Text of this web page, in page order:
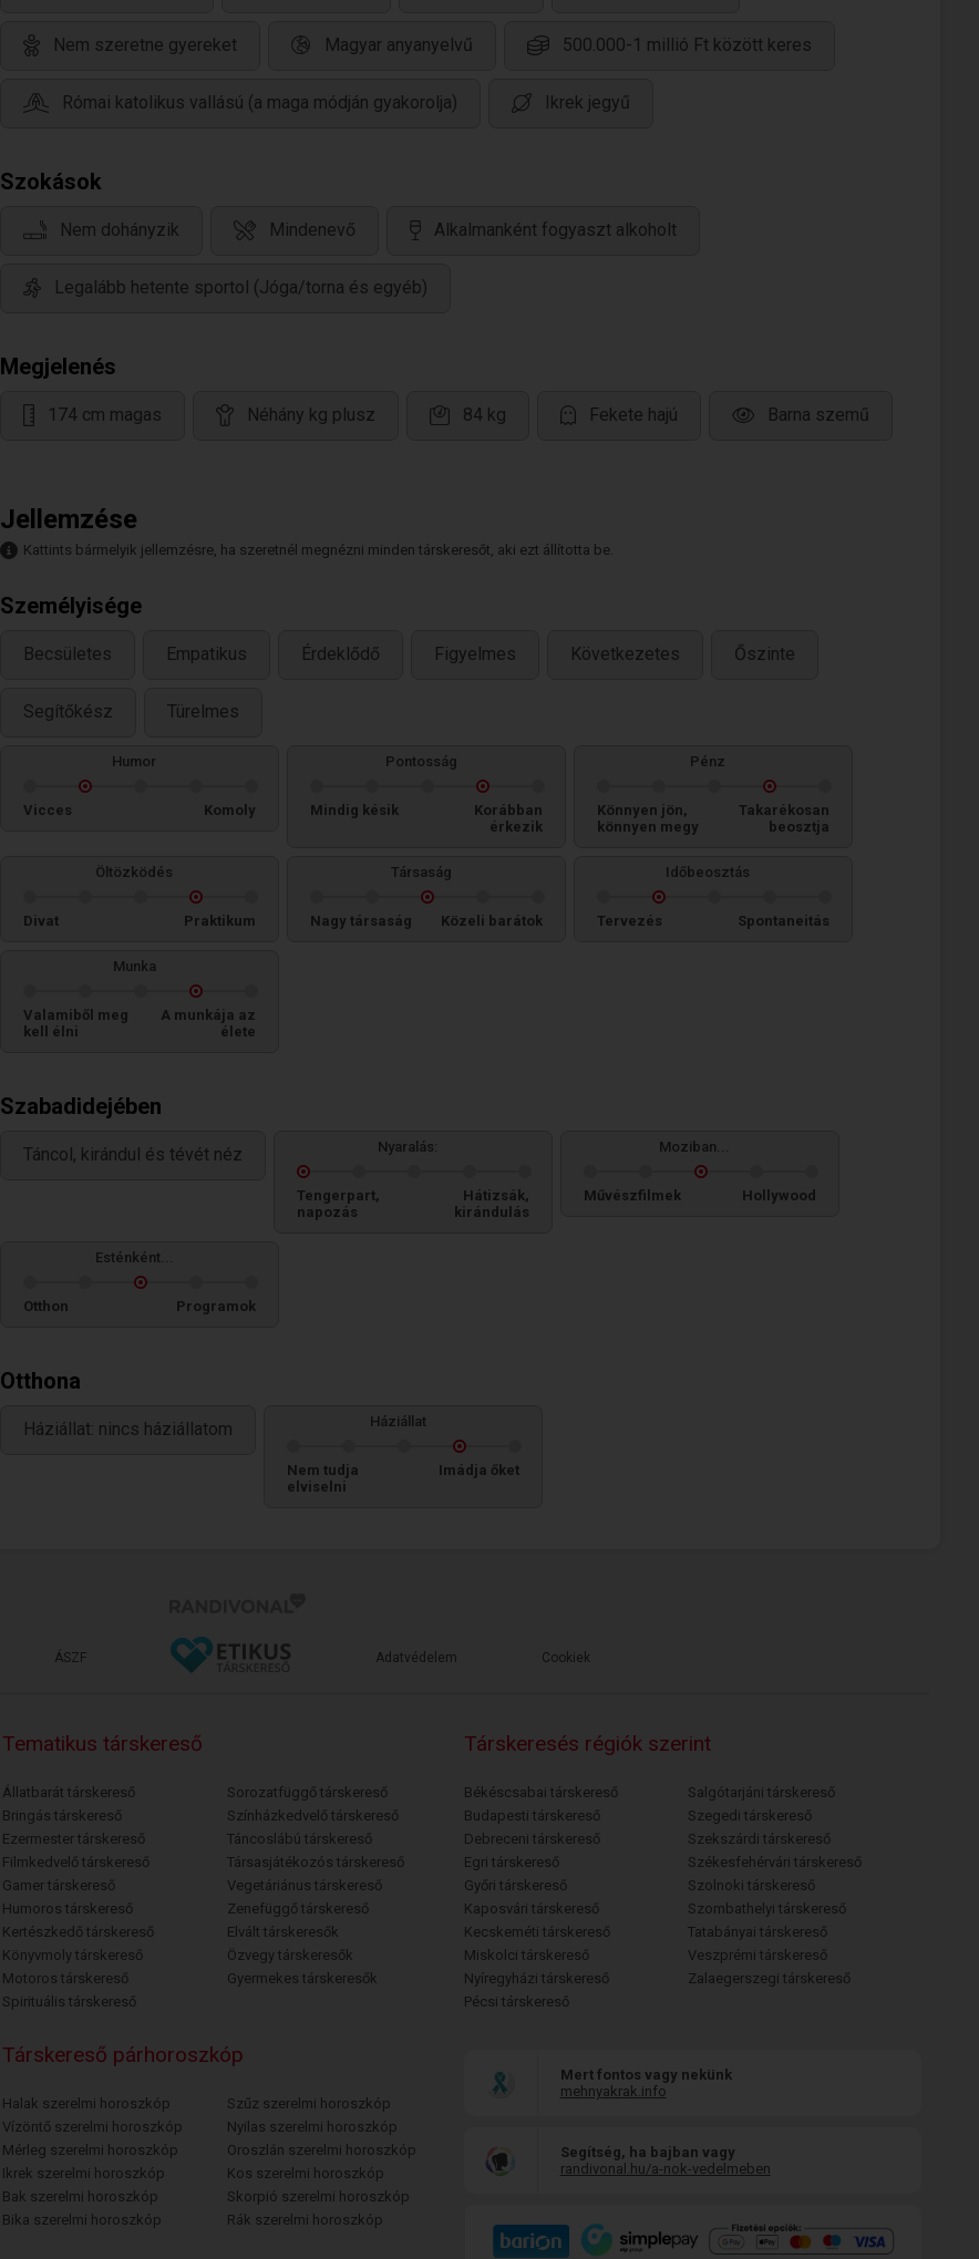
Nem szeretne gyereket Magyar anyanyelvű 500.000-1 millió Ft között keres
Római katolikus vallású (a maga módján gyakorolja) Ikrek jegyű
Szokások
Nem dohányzik Mindenevő Alkalmanként fogyaszt alkoholt
Legalább hetente sportol (Jóga/torna és egyéb)
Megjelenés
174 cm magas Néhány kg plusz 84 kg Fekete hajú Barna szemű
Jellemzése
Kattints bármelyik jellemzésre, ha szeretnél megnézni minden társkeresőt, aki ezt állította be.
Személyisége
Becsületes Empatikus Érdeklődő Figyelmes Következetes Őszinte
Segítőkész Türelmes
Humor
Vicces Komoly
Pontosság
Mindig késik
Korábban
érkezik
Pénz
Könnyen jön,
könnyen megy
Takarékosan
beosztja
Öltözködés
Divat Praktikum
Társaság
Nagy társaság Közeli barátok
Időbeosztás
Tervezés Spontaneitás
Munka
Valamiből meg
kell élni
A munkája az
élete
Szabadidejében
Táncol, kirándul és tévét néz Nyaralás:
Tengerpart,
napozás
Hátizsák,
kirándulás
Moziban...
Művészfilmek Hollywood
Esténként...
Otthon Programok
Otthona
Háziállat: nincs háziállatom Háziállat
Nem tudja
elviselni
Imádja őket
ÁSZF Adatvédelem Cookiek
Tematikus társkereső
Állatbarát társkereső
Bringás társkereső
Ezermester társkereső
Filmkedvelő társkereső
Gamer társkereső
Humoros társkereső
Kertészkedő társkereső
Könyvmoly társkereső
Motoros társkereső
Spirituális társkereső
Sorozatfüggő társkereső
Színházkedvelő társkereső
Táncoslábú társkereső
Társasjátékozós társkereső
Vegetáriánus társkereső
Zenefüggő társkereső
Elvált társkeresők
Özvegy társkeresők
Gyermekes társkeresők
Társkeresés régiók szerint
Békéscsabai társkereső
Budapesti társkereső
Debreceni társkereső
Egri társkereső
Győri társkereső
Kaposvári társkereső
Kecskeméti társkereső
Miskolci társkereső
Nyíregyházi társkereső
Pécsi társkereső
Salgótarjáni társkereső
Szegedi társkereső
Szekszárdi társkereső
Székesfehérvári társkereső
Szolnoki társkereső
Szombathelyi társkereső
Tatabányai társkereső
Veszprémi társkereső
Zalaegerszegi társkereső
Társkereső párhoroszkóp
Halak szerelmi horoszkóp
Vízöntő szerelmi horoszkóp
Mérleg szerelmi horoszkóp
Ikrek szerelmi horoszkóp
Bak szerelmi horoszkóp
Bika szerelmi horoszkóp
Szűz szerelmi horoszkóp
Nyilas szerelmi horoszkóp
Oroszlán szerelmi horoszkóp
Kos szerelmi horoszkóp
Skorpió szerelmi horoszkóp
Rák szerelmi horoszkóp
Mert fontos vagy nekünk
mehnyakrak.info
Segítség, ha bajban vagy
randivonal.hu/a-nok-vedelmeben